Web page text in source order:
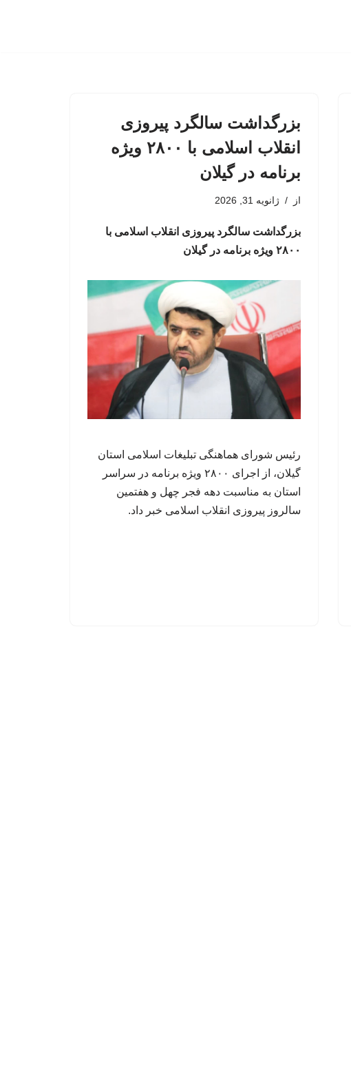
بزرگداشت سالگرد پیروزی
انقلاب اسلامی با ۲۸۰۰ ویژه‌
برنامه در گیلان
از ژانویه 31, 2026
بزرگداشت سالگرد پیروزی انقلاب اسلامی با
۲۸۰۰ ویژه‌ برنامه در گیلان
رئیس شورای هماهنگی تبلیغات اسلامی استان
گیلان، از اجرای ۲۸۰۰ ویژه‌ برنامه در سراسر
استان به مناسبت دهه فجر چهل و هفتمین
سالروز پیروزی انقلاب اسلامی خبر داد.